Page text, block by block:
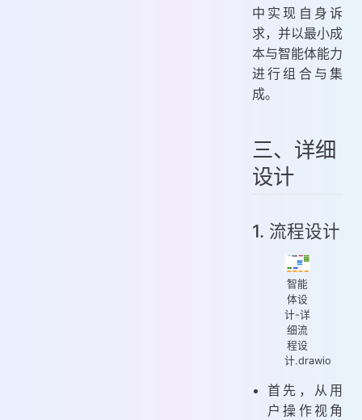
中实现自身诉
求，并以最小成
本与智能体能力
进行组合与集
成。
三、详细
设计
1. 流程设计
智能
体设
计-详
细流
程设
计.drawio
首先，从用
户操作视角